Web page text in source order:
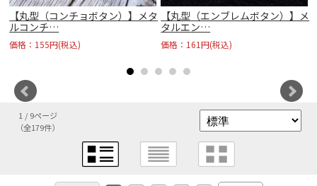
【丸型（コンチョボタン）】メタ
ルコンチ…
価格：155円(税込)
【丸型（エンブレムボタン）】メ
タルエン…
価格：161円(税込)
1 / 9ページ
（全179件）